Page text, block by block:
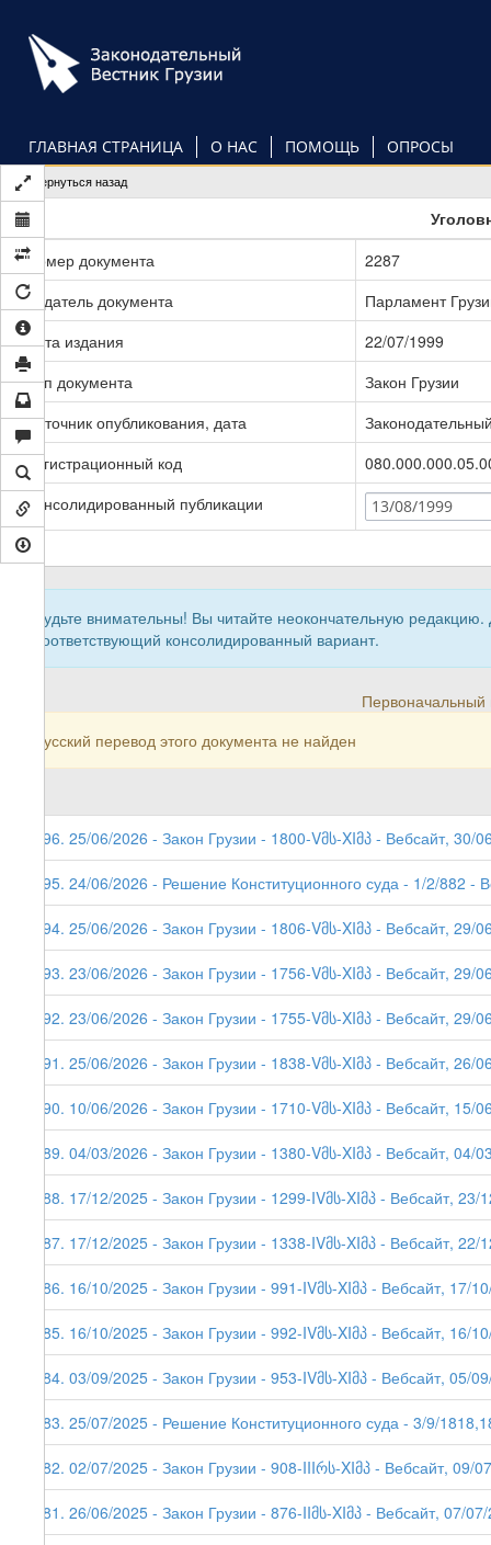
основному
содержанию
ГЛАВНАЯ СТРАНИЦА О НАС ПОМОЩЬ ОПРОСЫ
Вернуться назад
Номер документа
2287
Издатель документа
Парламент
Дата издания
22/07/1999
Тип документа
Закон Грузии
Источник опубликования, дата
Регистрационный код
Консолидированный публикации
13/08/1999
Будьте внимательны! Вы читайте неокончательную
соответствующий консолидированный вариант.
Русский перевод этого документа не найден
296. 25/06/2026 - Закон Грузии - 1800-Vმს-XIმპ - Вебсайт, 30/
295. 24/06/2026 - Решение Конституционного суда - 1/2/882 -
294. 25/06/2026 - Закон Грузии - 1806-Vმს-XIმპ - Вебсайт,
293. 23/06/2026 - Закон Грузии - 1756-Vმს-XIმპ - Вебсайт, 29/
292. 23/06/2026 - Закон Грузии - 1755-Vმს-XIმპ - Вебсайт, 29/
291. 25/06/2026 - Закон Грузии - 1838-Vმს-XIმპ - Вебсайт, 26/
290. 10/06/2026 - Закон Грузии - 1710-Vმს-XIმპ - Вебсайт, 15/
289. 04/03/2026 - Закон Грузии - 1380-Vმს-XIმპ - Вебсайт,
288. 17/12/2025 - Закон Грузии - 1299-IVმს-XIმპ - Вебсайт, 23/
287. 17/12/2025 - Закон Грузии - 1338-IVმს-XIმპ - Вебсайт, 22/
286. 16/10/2025 - Закон Грузии - 991-IVმს-XIმპ - Вебсайт, 17/
285. 16/10/2025 - Закон Грузии - 992-IVმს-XIმპ - Вебсайт, 16/
284. 03/09/2025 - Закон Грузии - 953-IVმს-XIმპ - Вебсайт, 05/
283. 25/07/2025 - Решение Конституционного суда - 3/9/
282. 02/07/2025 - Закон Грузии - 908-IIIრს-XIმპ - Вебсайт, 09/
281. 26/06/2025 - Закон Грузии - 876-IIმს-XIმპ - Вебсайт, 07/